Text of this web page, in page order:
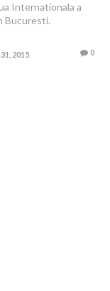
Internationala a
Bucuresti.
2015 0